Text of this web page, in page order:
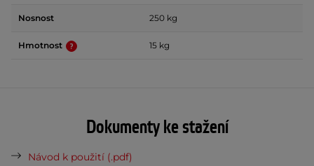
Nosnost 250 kg
Hmotnost 15 kg
Dokumenty ke stažení
Návod k použití (.pdf)